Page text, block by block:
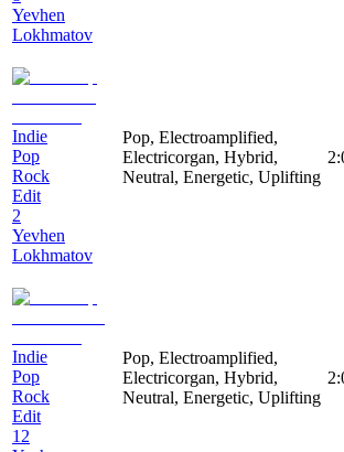
Yevhen
Lokhmatov
Indie
Pop
Rock
Edit
2
Yevhen
Lokhmatov
Pop, Electroamplified,
Electricorgan, Hybrid,
Neutral, Energetic, Uplifting
Indie
Pop
Rock
Edit
12
Pop, Electroamplified,
Electricorgan, Hybrid,
Neutral, Energetic, Uplifting